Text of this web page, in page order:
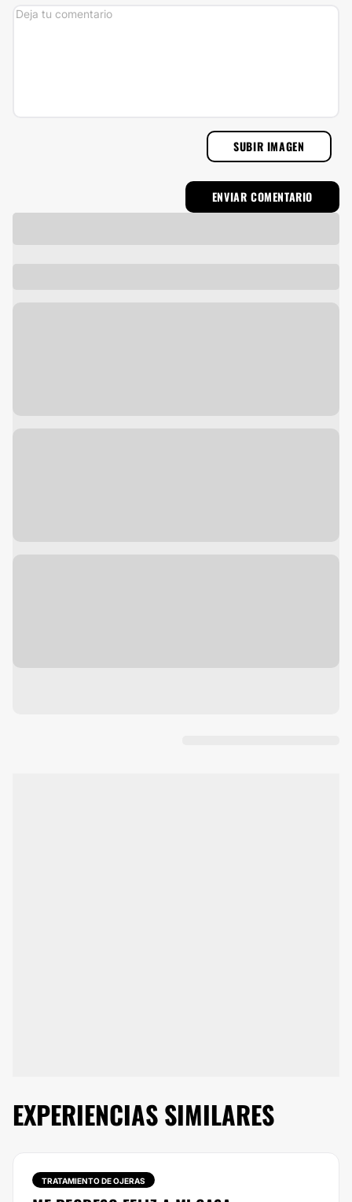
SUBIR IMAGEN
EXPERIENCIAS SIMILARES
TRATAMIENTO DE OJERAS